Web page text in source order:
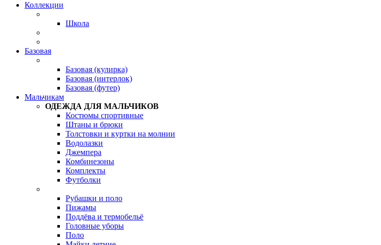
Коллекции
Школа
Базовая
Базовая (кулирка)
Базовая (интерлок)
Базовая (футер)
Мальчикам
ОДЕЖДА ДЛЯ МАЛЬЧИКОВ
Костюмы спортивные
Штаны и брюки
Толстовки и куртки на молнии
Водолазки
Джемпера
Комбинезоны
Комплекты
Футболки
Рубашки и поло
Пижамы
Поддёва и термобельё
Головные уборы
Поло